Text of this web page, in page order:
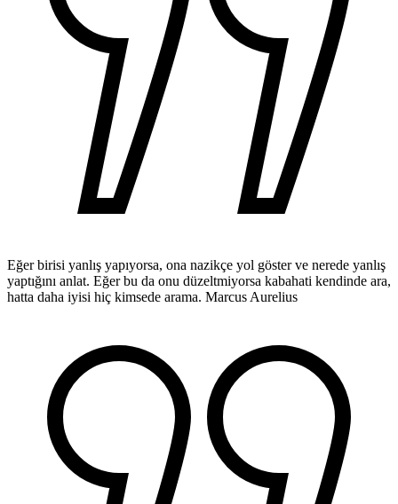
Eğer birisi yanlış yapıyorsa, ona nazikçe yol göster ve nerede yanlış
yaptığını anlat. Eğer bu da onu düzeltmiyorsa kabahati kendinde ara,
hatta daha iyisi hiç kimsede arama. Marcus Aurelius